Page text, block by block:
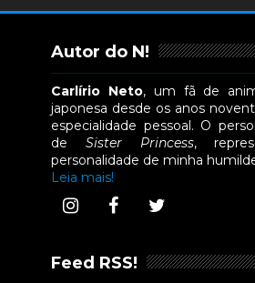
Autor do N!
Carlírio Neto, um fã de
japonesa desde os anos
especialidade pessoal. O
deSister Princess,
personalidade de minha
Leia mais!
Feed RSS!